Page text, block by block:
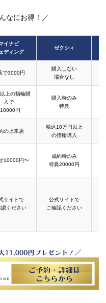
なにお得！／
イナビ
ディング
ゼクシィ
で3000円
購入しない
場合なし
上の指輪購
入で
円
購入時のみ
特典
の上来店
税込10万円以上
の指輪購入
10000円〜
成約時のみ
特典20000円
サイトで
認ください
公式サイトで
ご確認ください